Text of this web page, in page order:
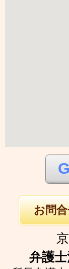
G
お問
弁護